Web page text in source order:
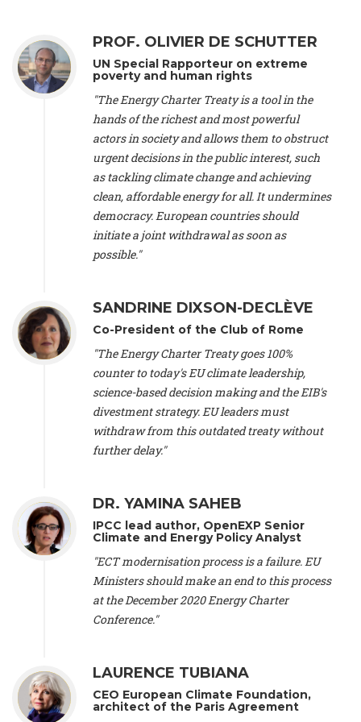
, Green Liberty (Latvia), Prof. Ugo Bardi - Professor of
Physical Chemistry , Università di Firenze (Italy), Prof. Kevin P.
Gallagher -
Professor of Global Development Policy/Director
Global Development Policy Center, Boston University (United
States), Mr. Christophe Murroccu - Responsable
Climat/Energie, Mouvement Ecologique (Luxembourg), Mr.
Lecturer and Researcher
, University of Latvia
(Latvia), Prof. Luis Mundaca -
Resource Efficient Economics and Policy, Lund University
(Sweeden), Dr. Tadzio Mueller - Climate Justice Strategist
Climate Justice Movement (Germany), Prof. James Galbraith -
, University of Texas at Austin (United States), Dr.
Jochen Ohnmacht (Luxembourg), Dr. Céline Guivarch -
, CIRED (France), Dr. Jean Jouzel -
scientist (emeritus), CESE (France), Mr. Peter Sweatman -
University of Lausanne (Switzerland), Prof. Marie Elodie Perga
-Associate professor in environmental science, University of
Lausanne (Switzerland), Prof. Dr. Martin Grosjean -
Oeschger Centre for Climate Change Research, University of
Bern (Switzerland), Prof. Cédric Durand -Associate Professor
University of Geneva (Switzerland), Prof. Frederic Herman -
, University of Lausanne (Switzerland), Prof.
Professor, University of Lausanne
(Switzerland), Prof. Philippe Thalmann -Professor of
, EPFL Lausanne (Switzerland), Prof. Marlyne
University of Paris-Dauphine (France), Prof. Nenes Athanasios
-Professor of Atmospheric Sciences
, EPFL Lausanne
(Switzerland), Dr. Dieter Boer -Associate professor , Universitat
Rovira i Virgili (Spain), Prof. Pedro Rodriguez (Spain), Mr.
Nathan Méténier -Climate and environmental activist, Youth
and Environment Europe (France), Ms. Anuna de Wever -
, Youth for Climate Belgium (Belgium), Dr. José A.
Senior scientist, IETCC. CSIC (Spain), Dr. Martin
Research (Belgium), Prof. Alessandra Arcuri -
Inclusive Global Law and Governance, Erasmus School of
Law, Erasmus University Rotterdam (Netherlands), Mr. Bill
PROF. OLIVIER DE SCHUTTER
UN Special Rapporteur on extreme
poverty and human rights
"The Energy Charter Treaty is a tool in the
hands of the richest and most powerful
actors in society and allows them to obstruct
urgent decisions in the public interest, such
as tackling climate change and achieving
clean, affordable energy for all. It undermines
democracy. European countries should
initiate a joint withdrawal as soon as
possible."
SANDRINE DIXSON-DECLÈVE
Co-President of the Club of Rome
"The Energy Charter Treaty goes 100%
counter to today's EU climate leadership,
science-based decision making and the EIB's
divestment strategy. EU leaders must
withdraw from this outdated treaty without
further delay."
DR. YAMINA SAHEB
IPCC lead author, OpenEXP Senior
Climate and Energy Policy Analyst
"ECT modernisation process is a failure. EU
Ministers should make an end to this process
at the December 2020 Energy Charter
Conference."
LAURENCE TUBIANA
CEO European Climate Foundation,
architect of the Paris Agreement